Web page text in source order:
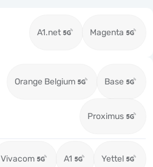
A1.net Magenta
Orange Belgium Base
Proximus
Vivacom A1 Yettel